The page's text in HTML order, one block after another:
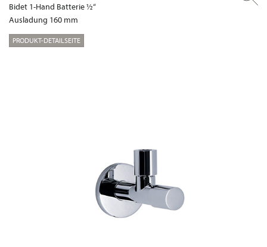
Bidet 1-Hand Batterie ½“
Ausladung 160 mm
PRODUKT-DETAILSEITE